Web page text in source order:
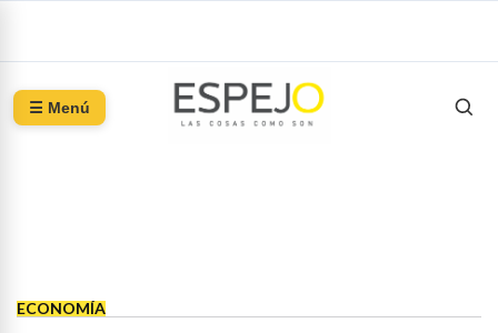
☰ Menú
ECONOMÍA